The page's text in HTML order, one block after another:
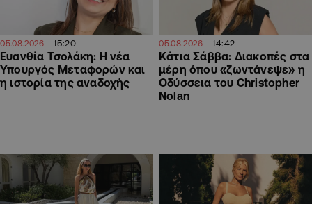
05.08.2026 15:20
Ευανθία Τσολάκη: Η νέα
Υπουργός Μεταφορών και
η ιστορία της αναδοχής
05.08.2026 14:42
Κάτια Σάββα: Διακοπές στα
μέρη όπου «ζωντάνεψε» η
Οδύσσεια του Christopher
Nolan